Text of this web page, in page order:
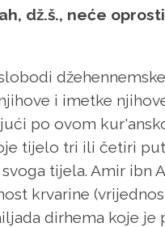
dž.š., neće
i imetke
po ovom
tijelo tri ili četiri
tijela. Amir ibn
krvarine
dirhema koje je